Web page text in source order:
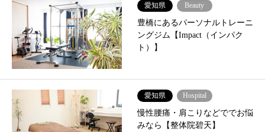
愛知県 Beauty
豊橋にあるパーソナルトレーニ
ングジム【Impact（インパク
ト）】
愛知県 Hospital
慢性腰痛・肩こりなどででお悩
みなら【整体院碧天】